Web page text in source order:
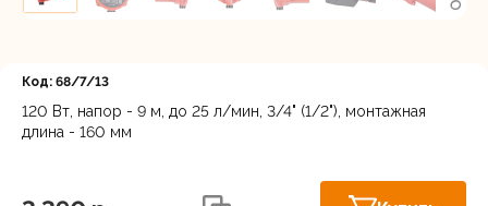
Код: 68/7/13
120 Вт, напор - 9 м, до 25 л/мин, 3/4" (1/2"), монтажная
длина - 160 мм